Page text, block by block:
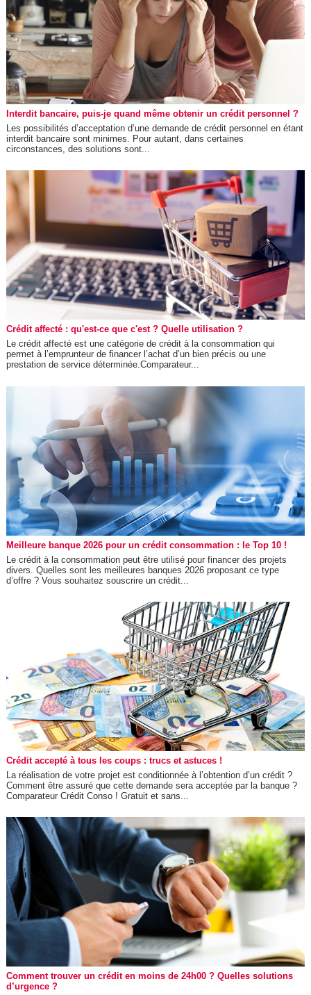
Interdit bancaire, puis-je quand même obtenir un crédit personnel ?
Les possibilités d’acceptation d’une demande de crédit personnel en étant
interdit bancaire sont minimes. Pour autant, dans certaines
circonstances, des solutions sont...
Crédit affecté : qu'est-ce que c'est ? Quelle utilisation ?
Le crédit affecté est une catégorie de crédit à la consommation qui
permet à l’emprunteur de financer l’achat d’un bien précis ou une
prestation de service déterminée.Comparateur...
Meilleure banque 2026 pour un crédit consommation : le Top 10 !
Le crédit à la consommation peut être utilisé pour financer des projets
divers. Quelles sont les meilleures banques 2026 proposant ce type
d’offre ? Vous souhaitez souscrire un crédit...
Crédit accepté à tous les coups : trucs et astuces !
La réalisation de votre projet est conditionnée à l’obtention d’un crédit ?
Comment être assuré que cette demande sera acceptée par la banque ?
Comparateur Crédit Conso ! Gratuit et sans...
Comment trouver un crédit en moins de 24h00 ? Quelles solutions
d’urgence ?